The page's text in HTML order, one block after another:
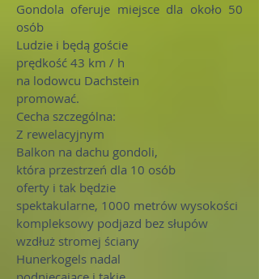
Gondola oferuje miejsce dla około 50
osób
Ludzie i będą goście
prędkość 43 km / h
na lodowcu Dachstein
promować.
Cecha szczególna:
Z rewelacyjnym
Balkon na dachu gondoli,
która przestrzeń dla 10 osób
oferty i tak będzie
spektakularne, 1000 metrów wysokości
kompleksowy podjazd bez słupów
wzdłuż stromej ściany
Hunerkogels nadal